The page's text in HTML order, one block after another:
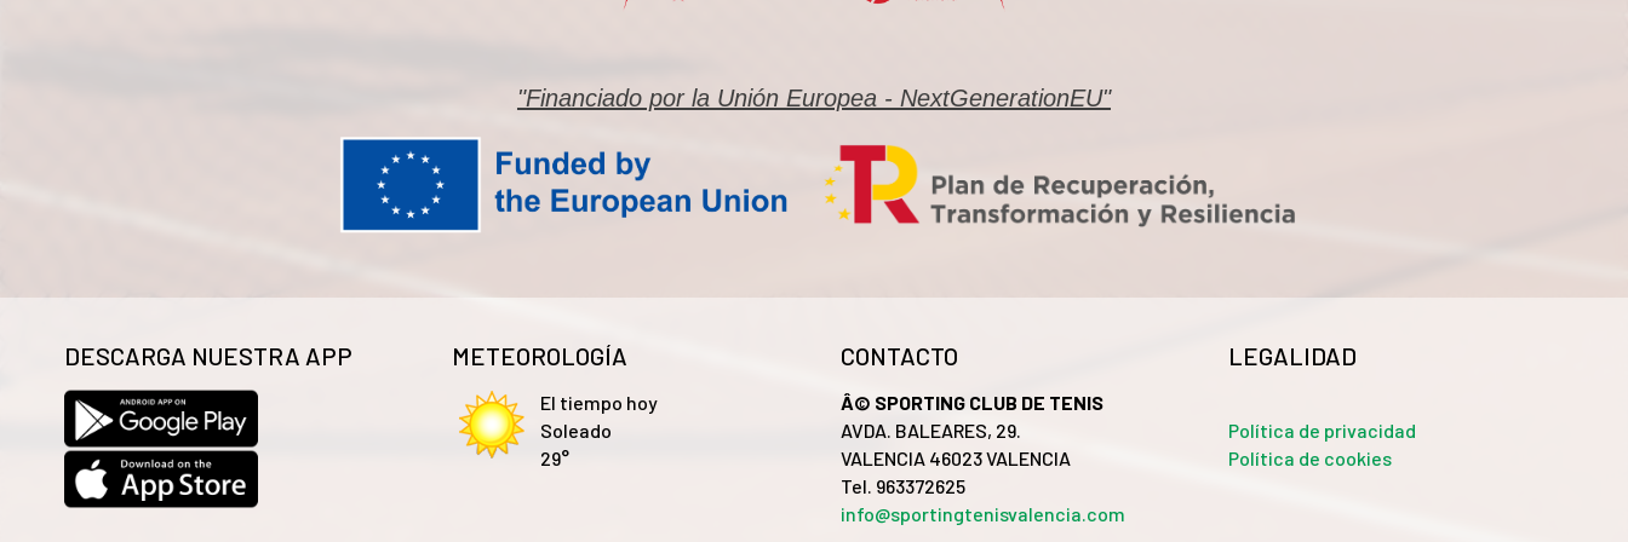
"Financiado por la Unión Europea - NextGenerationEU"
DESCARGA NUESTRA APP METEOROLOGÍA
El tiempo hoy
Soleado
29°
CONTACTO
Â© SPORTING CLUB DE TENIS
AVDA. BALEARES, 29.
VALENCIA 46023 VALENCIA
Tel. 963372625
info@sportingtenisvalencia.com
LEGALIDAD
Política de privacidad
Política de cookies